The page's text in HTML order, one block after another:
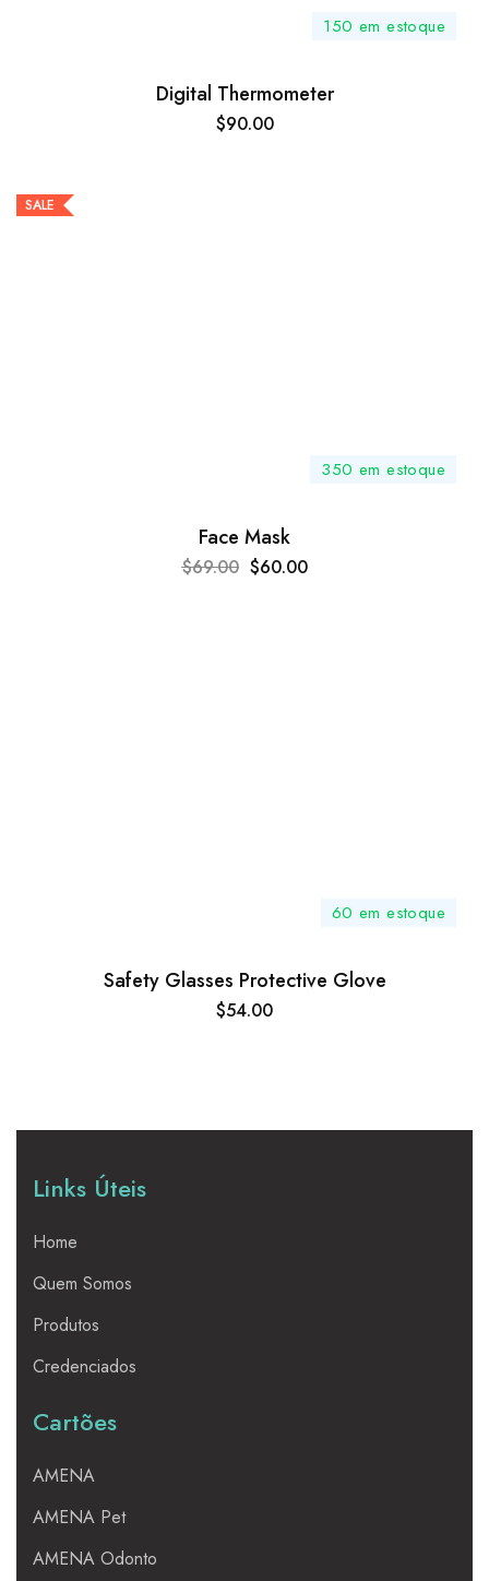
150 em estoque
Digital Thermometer
$90.00
SALE
350 em estoque
Face Mask
$69.00 $60.00
60 em estoque
Safety Glasses Protective Glove
$54.00
Links Úteis
Home
Quem Somos
Produtos
Credenciados
Cartões
AMENA
AMENA Pet
AMENA Odonto